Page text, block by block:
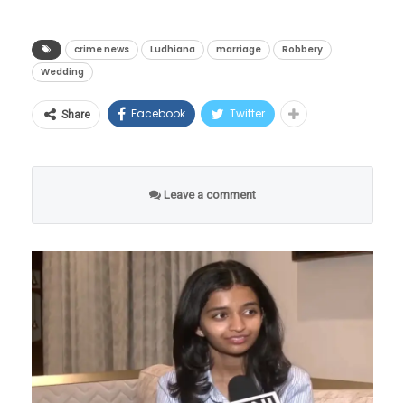
CCTV मध्ये कैद – पांढरा शर्ट,
काळी पँट आणि वेटरचा
आत्मविश्वास!
crime news Ludhiana marriage
Robbery
Wedding
Share Facebook Twitter
Leave a comment